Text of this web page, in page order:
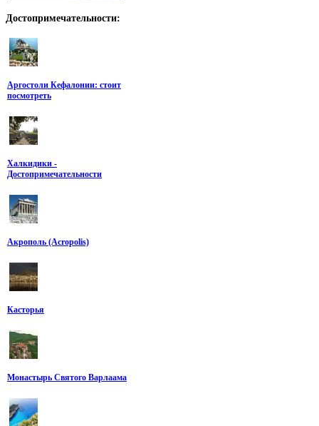
Достопримечательности:
Аргостоли Кефалонии: стоит
посмотреть
Xалкидики -
Достопримечательности
Акрополь (Acropolis)
Касторья
Монастырь Святого Варлаама